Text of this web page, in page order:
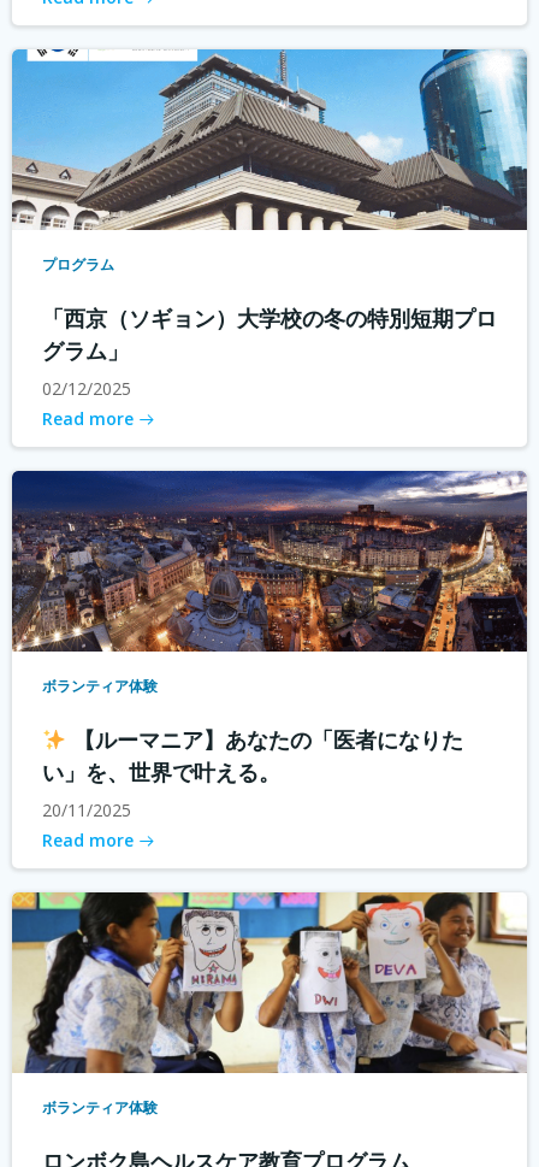
プログラム
「西京（ソギョン）大学校の冬の特別短期プロ
グラム」
02/12/2025
Read more
ボランティア体験
【ルーマニア】あなたの「医者になりた
い」を、世界で叶える。
20/11/2025
Read more
ボランティア体験